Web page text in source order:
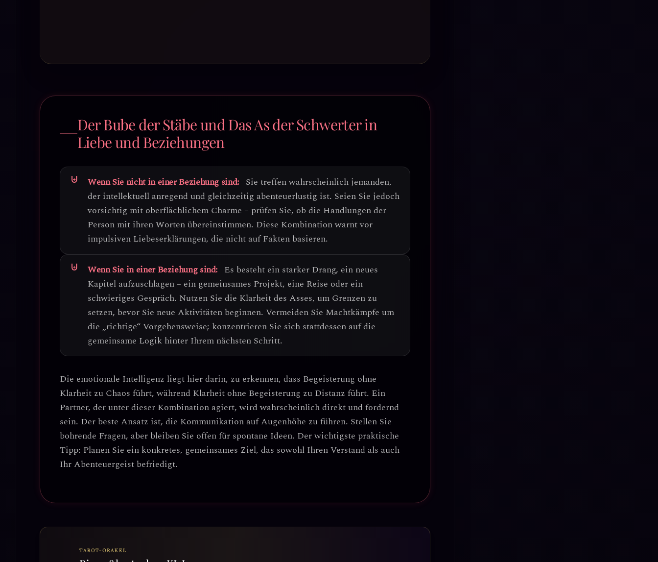
Der Bube der Stäbe und Das As der Schwerter in
Liebe und Beziehungen
Wenn Sie nicht in einer Beziehung sind: Sie treffen wahrscheinlich jemanden,
der intellektuell anregend und gleichzeitig abenteuerlustig ist. Seien Sie jedoch
vorsichtig mit oberflächlichem Charme – prüfen Sie, ob die Handlungen der
Person mit ihren Worten übereinstimmen. Diese Kombination warnt vor
impulsiven Liebeserklärungen, die nicht auf Fakten basieren.
Wenn Sie in einer Beziehung sind: Es besteht ein starker Drang, ein neues
Kapitel aufzuschlagen – ein gemeinsames Projekt, eine Reise oder ein
schwieriges Gespräch. Nutzen Sie die Klarheit des Asses, um Grenzen zu
setzen, bevor Sie neue Aktivitäten beginnen. Vermeiden Sie Machtkämpfe um
die „richtige“ Vorgehensweise; konzentrieren Sie sich stattdessen auf die
gemeinsame Logik hinter Ihrem nächsten Schritt.
Die emotionale Intelligenz liegt hier darin, zu erkennen, dass Begeisterung ohne
Klarheit zu Chaos führt, während Klarheit ohne Begeisterung zu Distanz führt. Ein
Partner, der unter dieser Kombination agiert, wird wahrscheinlich direkt und fordernd
sein. Der beste Ansatz ist, die Kommunikation auf Augenhöhe zu führen. Stellen Sie
bohrende Fragen, aber bleiben Sie offen für spontane Ideen. Der wichtigste praktische
Tipp: Planen Sie ein konkretes, gemeinsames Ziel, das sowohl Ihren Verstand als auch
Ihr Abenteuergeist befriedigt.
TAROT-ORAKEL